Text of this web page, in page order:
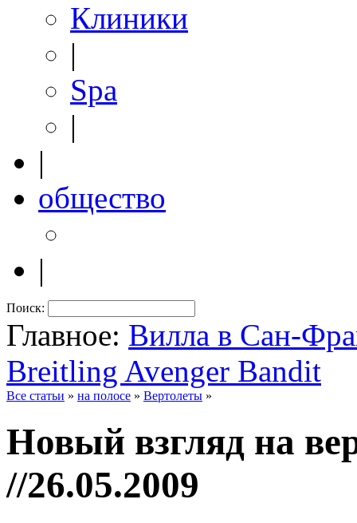
Клиники
|
Spa
|
|
общество
|
Поиск:
Главное: Вилла в Сан-
Breitling Avenger Bandit
Все статьи » на полосе » Вертолеты »
Новый взгляд на
//26.05.2009